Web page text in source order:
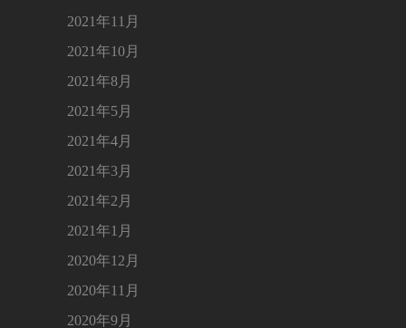
2021年11月
2021年10月
2021年8月
2021年5月
2021年4月
2021年3月
2021年2月
2021年1月
2020年12月
2020年11月
2020年9月